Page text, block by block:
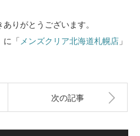
りがとうございます。
に「 メンズクリア北海道札幌店 」
次の記事